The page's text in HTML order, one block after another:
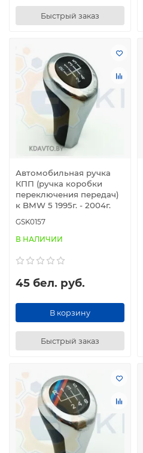
Быстрый заказ
Автомобильная ручка
КПП (ручка коробки
переключения передач)
к BMW 5 1995г. - 2004г.
GSK0157
В НАЛИЧИИ
45 бел. руб.
В корзину
Быстрый заказ